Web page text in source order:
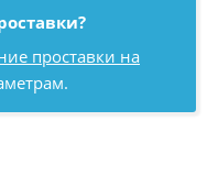
проставки на